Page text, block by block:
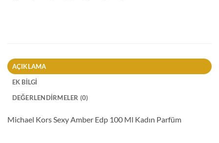
AÇIKLAMA
EK BILGI
DEĞERLENDIRMELER (0)
Michael Kors Sexy Amber Edp 100 Ml Kadın Parfüm